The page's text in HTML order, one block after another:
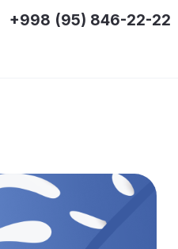
+998 (95) 846-22-22